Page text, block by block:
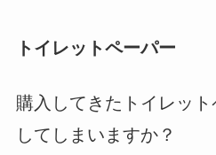
トイレットペーパー
購入してきたトイレッ
してしまいますか？